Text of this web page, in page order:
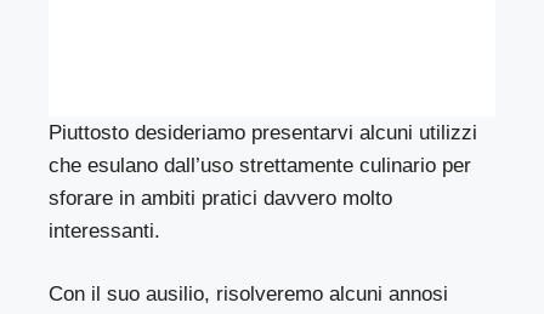
Piuttosto desideriamo presentarvi alcuni utilizzi
che esulano dall’uso strettamente culinario per
sforare in ambiti pratici davvero molto
interessanti.
Con il suo ausilio, risolveremo alcuni annosi